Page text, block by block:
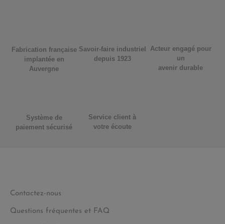
Fabrication française
implantée en
Auvergne
Savoir-faire industriel
depuis 1923
Acteur engagé pour
un
avenir durable
Système de
paiement sécurisé
Service client à
votre écoute
Contactez-nous
Questions fréquentes et FAQ